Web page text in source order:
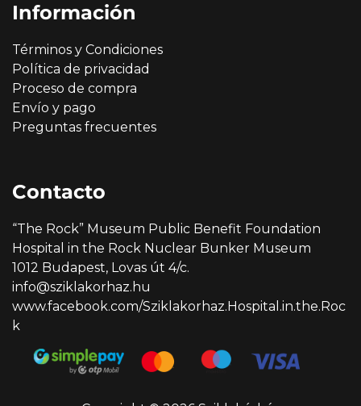
Información
Términos y Condiciones
Política de privacidad
Proceso de compra
Envío y pago
Preguntas frecuentes
Contacto
“The Rock” Museum Public Benefit Foundation
Hospital in the Rock Nuclear Bunker Museum
1012 Budapest, Lovas út 4/c.
info@sziklakorhaz.hu
www.facebook.com/Sziklakorhaz.Hospital.in.the.Roc
k